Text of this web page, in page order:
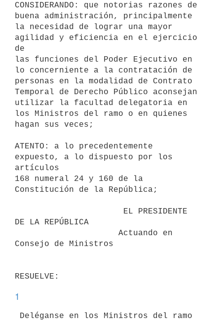
CONSIDERANDO: que notorias razones de
buena administración, principalmente
la necesidad de lograr una mayor
agilidad y eficiencia en el ejercicio
de
las funciones del Poder Ejecutivo en
lo concerniente a la contratación de
personas en la modalidad de Contrato
Temporal de Derecho Público aconsejan
utilizar la facultad delegatoria en
los Ministros del ramo o en quienes
hagan sus veces;
ATENTO: a lo precedentemente
expuesto, a lo dispuesto por los
artículos
168 numeral 24 y 160 de la
Constitución de la República;
DE LA REPÚBLICA
Consejo de Ministros
1